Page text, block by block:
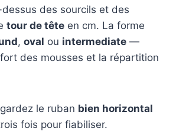
des sourcils et des
tour de tête en cm. La forme
, oval ou intermediate —
des mousses et la répartition
le ruban bien horizontal
fois pour fiabiliser.